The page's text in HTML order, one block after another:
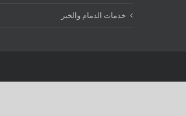
خدمات الدمام والخبر